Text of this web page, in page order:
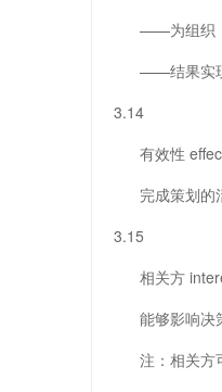
——为组织（
——结果实现
3.14
有效性
完成策划的
3.15
相关方
能够影响决策
注：相关方可